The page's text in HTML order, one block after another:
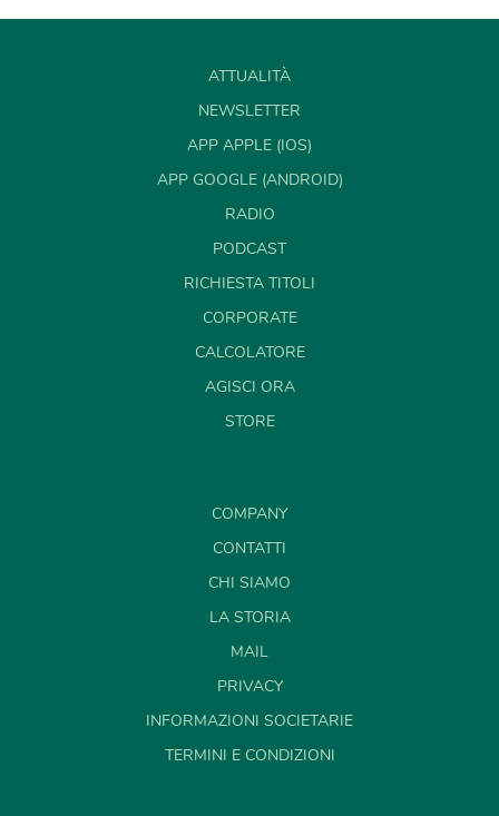
ATTUALITÀ
NEWSLETTER
APP APPLE (IOS)
APP GOOGLE (ANDROID)
RADIO
PODCAST
RICHIESTA TITOLI
CORPORATE
CALCOLATORE
AGISCI ORA
STORE
COMPANY
CONTATTI
CHI SIAMO
LA STORIA
MAIL
PRIVACY
INFORMAZIONI SOCIETARIE
TERMINI E CONDIZIONI